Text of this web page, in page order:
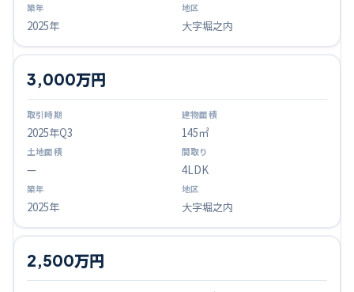
2025年 大字堀之内
2025年Q3
3,000万円
145㎡
— 4LDK
2025年 大字堀之内
2,500万円